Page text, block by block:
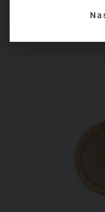
očním víčkům a